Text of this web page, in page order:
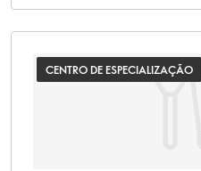
CENTRO DE ESPECIALIZAÇÃO